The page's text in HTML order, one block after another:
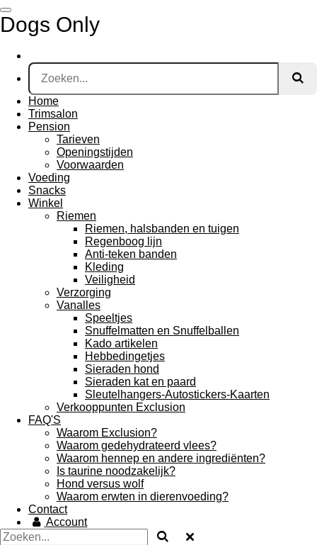
Ga
direct
naar
hoofdinhoud
Dogs Only
Home
Trimsalon
Pension
Tarieven
Openingstijden
Voorwaarden
Voeding
Snacks
Winkel
Riemen
Riemen, halsbanden en tuigen
Regenboog lijn
Anti-teken banden
Kleding
Veiligheid
Verzorging
Vanalles
Speeltjes
Snuffelmatten en Snuffelballen
Kado artikelen
Hebbedingetjes
Sieraden hond
Sieraden kat en paard
Sleutelhangers-Autostickers-Kaarten
Verkooppunten Exclusion
FAQ'S
Waarom Exclusion?
Waarom gedehydrateerd vlees?
Waarom hennep en andere ingrediënten?
Is taurine noodzakelijk?
Hond versus wolf
Waarom erwten in dierenvoeding?
Contact
Account